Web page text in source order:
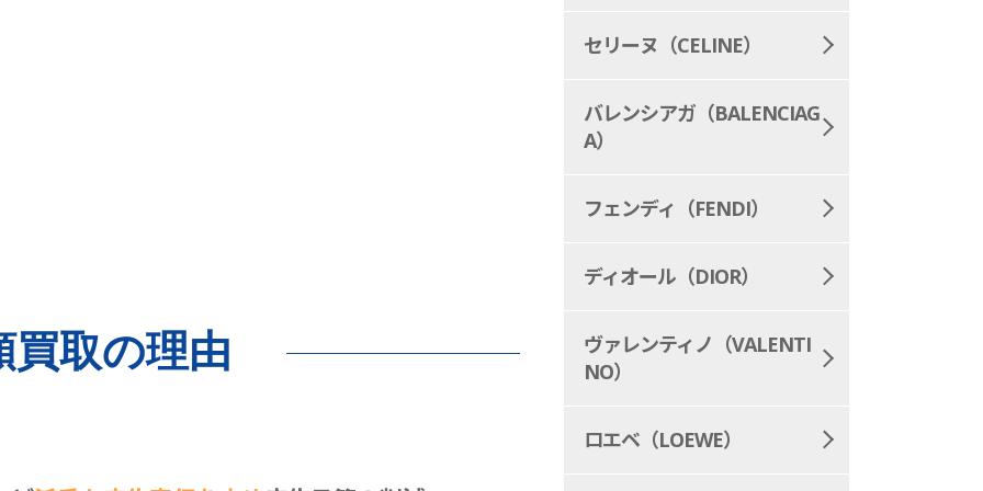
買取の理由
セリーヌ（CELINE）
バレンシアガ（BALENCIAG
A）
フェンディ（FENDI）
ディオール（DIOR）
ヴァレンティノ（VALENTI
NO）
ロエベ（LOEWE）